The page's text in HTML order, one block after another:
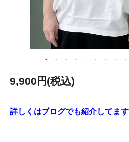
9,900円(税込)
詳しくはブログでも紹介してます